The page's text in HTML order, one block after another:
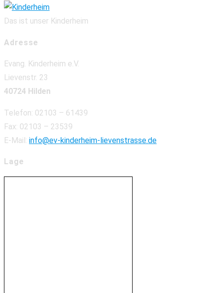
Das ist unser Kinderheim
Adresse
Evang. Kinderheim e.V.
Lievenstr. 23
40724 Hilden
Telefon: 02103 – 61439
Fax: 02103 – 23539
E-Mail: info@ev-kinderheim-lievenstrasse.de
Lage